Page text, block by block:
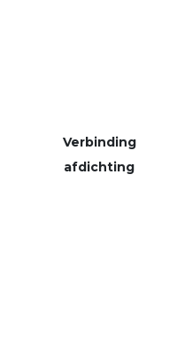
Verbinding
afdichting